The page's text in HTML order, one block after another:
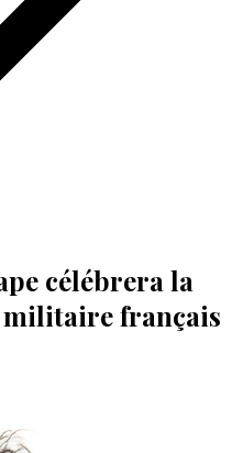
célébrera la
militaire français